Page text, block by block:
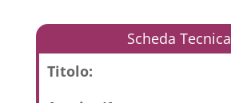
Scheda Tecnica
Titolo: